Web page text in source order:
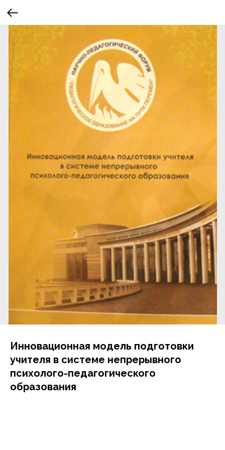
Инновационная модель подготовки
учителя в системе непрерывного
психолого-педагогического
образования